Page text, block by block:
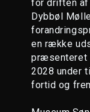
for driften af
Dybbøl
en række
præsenteret
2028 under
fortid og